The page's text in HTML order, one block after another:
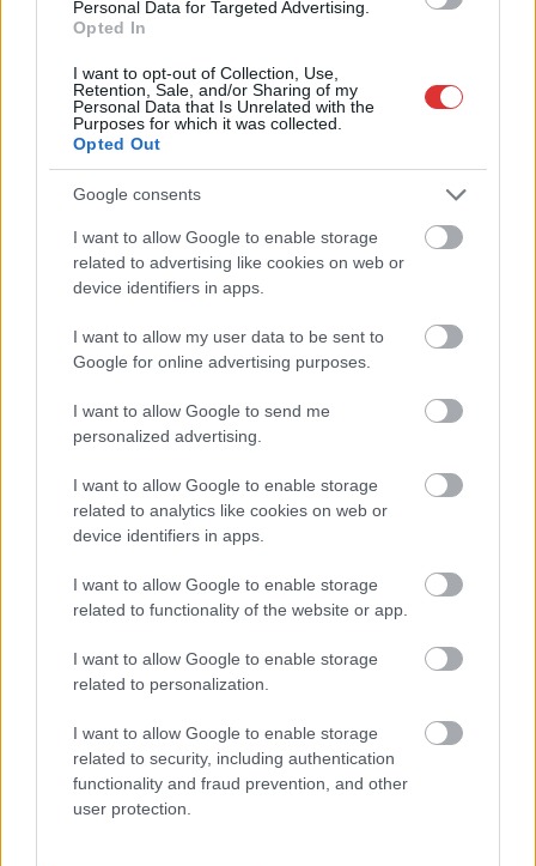
Personal Data for Targeted Advertising.
Opted In
I want to opt-out of Collection, Use,
Retention, Sale, and/or Sharing of my
Personal Data that Is Unrelated with the
Purposes for which it was collected.
Opted Out
Google consents
I want to allow Google to enable storage
related to advertising like cookies on web or
device identifiers in apps.
I want to allow my user data to be sent to
Google for online advertising purposes.
I want to allow Google to send me
personalized advertising.
I want to allow Google to enable storage
related to analytics like cookies on web or
device identifiers in apps.
I want to allow Google to enable storage
related to functionality of the website or app.
I want to allow Google to enable storage
related to personalization.
I want to allow Google to enable storage
related to security, including authentication
functionality and fraud prevention, and other
user protection.
2026.08.06. Fazekas Adrián
A Szolnok megyei gazdák nagyon nem akarták a
Ahogy korábban már írtunk róla, megyei szinten
alkalmazkodik a gazdálkodók döntéséhez az
Agrárminisztérium és a Nemzeti...
JNSZ megyei hírek